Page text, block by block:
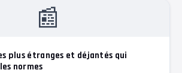
📰
plus étranges et déjantés qui
normes